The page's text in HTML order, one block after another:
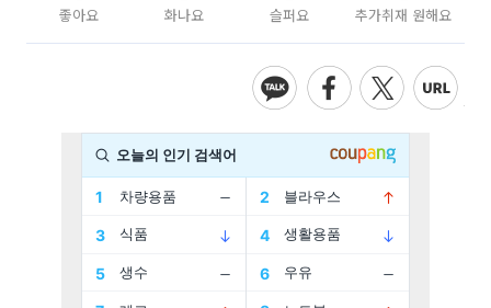
좋아요 화나요 슬퍼요 추가취재 원해요